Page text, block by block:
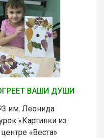
ВАШИ ДУШИ
им. Леонида
«Картинки из
«Веста»